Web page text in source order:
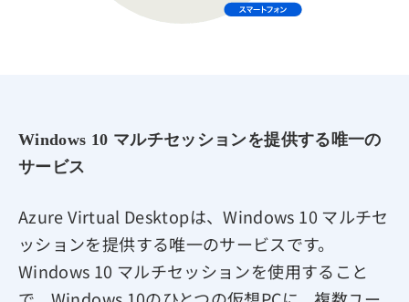
Windows 10 マルチセッションを提供する唯一の
サービス
Azure Virtual Desktopは、Windows 10 マルチセ
ッションを提供する唯一のサービスです。
Windows 10 マルチセッションを使用すること